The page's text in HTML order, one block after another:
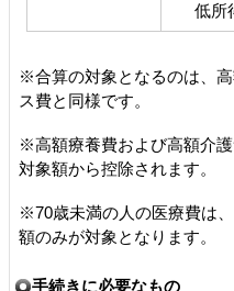
低所
※合算の対象となるのは、
ス費と同様です。
※高額療養費および高額介護
対象額から控除されます。
※70歳未満の人の医療費は
額のみが対象となります。
手続きに必要なもの